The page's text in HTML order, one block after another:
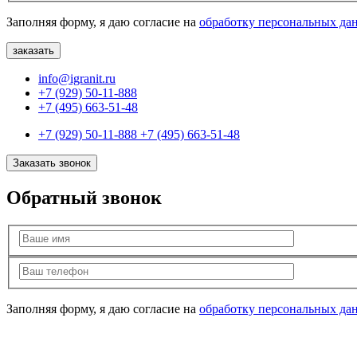
Заполняя форму, я даю согласие на обработку персональных
info@igranit.ru
+7 (929) 50-11-888
+7 (495) 663-51-48
+7 (929) 50-11-888 +7 (495) 663-51-48
Заказать звонок
Обратный звонок
Заполняя форму, я даю согласие на обработку персональных